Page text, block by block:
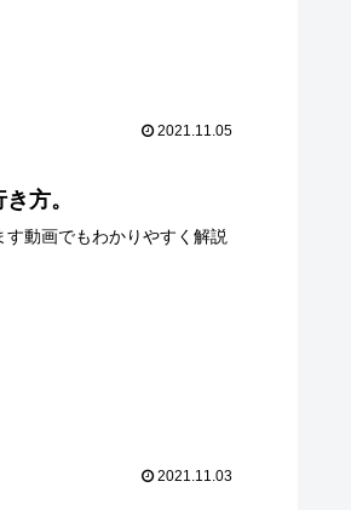
2021.11.05
方。
動画でもわかりやすく解説
2021.11.03